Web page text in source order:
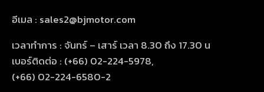
อีเมล : sales2@bjmotor.com
เวลาทำการ : จันทร์ – เสาร์ เวลา 8.30 ถึง 17.30 น
เบอร์ติดต่อ : (+66) 02-224-5978,
(+66) 02-224-6580-2